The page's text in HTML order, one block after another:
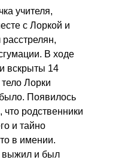
учителя,
с Лоркой и
В ходе
вскрыты 14
Лорки
Появилось
родственники
и тайно
в имении.
выжил и был